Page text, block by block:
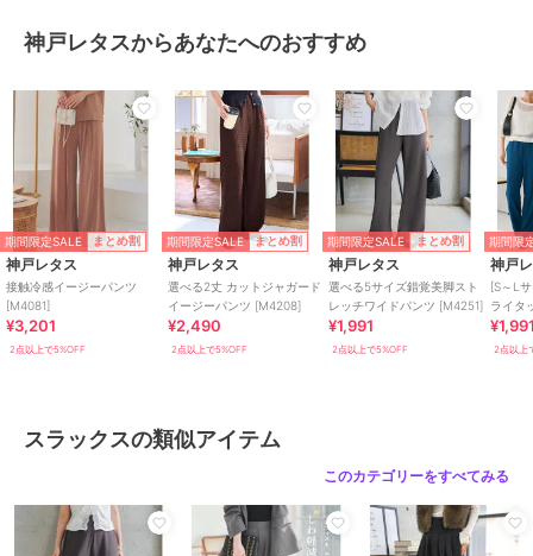
前股上 33
ワタリ幅 29.5
裾幅 24
【プチL】
ウエスト幅 34-48
ヒップ幅 51.5
前股上 34
前下 60
ワタリ幅 30.5
裾幅 24.5
【L】
前股上 34
前下 69
【トールL】
神戸レタスからあなたへのおすすめ
期間限定SALE まとめ割
神戸レタス
接触冷感イージーパンツ
[M4081]
¥3,201
2点以上で5%OFF
期間限定SALE まとめ割
神戸レタス
選べる2丈 カットジャガード
イージーパンツ [M4208]
¥2,490
2点以上で5%OFF
期間限定SALE まとめ割
神戸レタス
選べる5サイズ錯覚美脚スト
レッチワイドパンツ [M4251]
¥1,991
2点以上で5%OFF
期間限
神戸
[S～L
ライタ
2点以上
スラックスの類似アイテム
このカテゴリーをすべてみる